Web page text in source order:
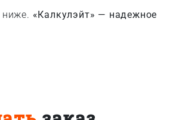
«Калкулэйт» — надежное